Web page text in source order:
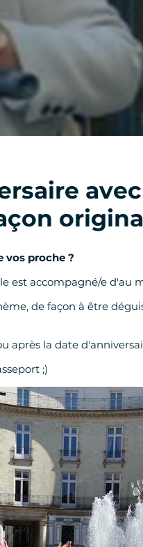
vos proche ?
est accompagné/e d'au
de façon à être
après la date
;)